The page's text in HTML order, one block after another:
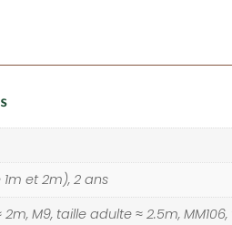
1m et 2m), 2 ans
M9, taille adulte ≈ 2.5m,